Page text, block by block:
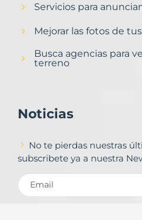
Servicios para
Mejorar las fotos de
Busca agencias para
terreno
Noticias
No te pierdas nuestras
subscribete ya a nuestra